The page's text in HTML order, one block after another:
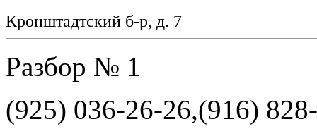
Кронштадтский б-р, д. 7
Разбор № 1
(925) 036-26-26,(916)